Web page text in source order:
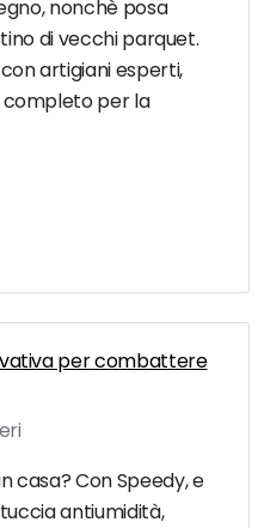
nonchè posa
di vecchi parquet.
artigiani esperti,
per la
per combattere
casa? Con Speedy, e
antiumidità,